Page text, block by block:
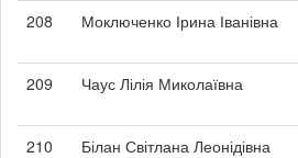
208
Моключенко Ірина Іванівна
209
Чаус Лілія Миколаївна
210
Білан Світлана Леонідівна